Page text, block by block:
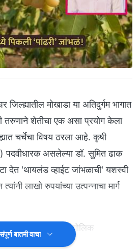
जिल्ह्यातील मोखाडा या अतिदुर्गम भागात
तरुणाने शेतीचा एक असा प्रयोग केला
चर्चेचा विषय ठरला आहे. कृषी
पदवीधारक असलेल्या डॉ. सुमित ढाक
देत 'थायलंड व्हाईट जांभळाची' यशस्वी
लाखो रुपयांच्या उत्पन्नाचा मार्ग
काळ्या जांभळांच्या भौगोलिक
ओळखला जात होता. मात्र, आता मोखाडा
संपूर्ण बातमी वाचा